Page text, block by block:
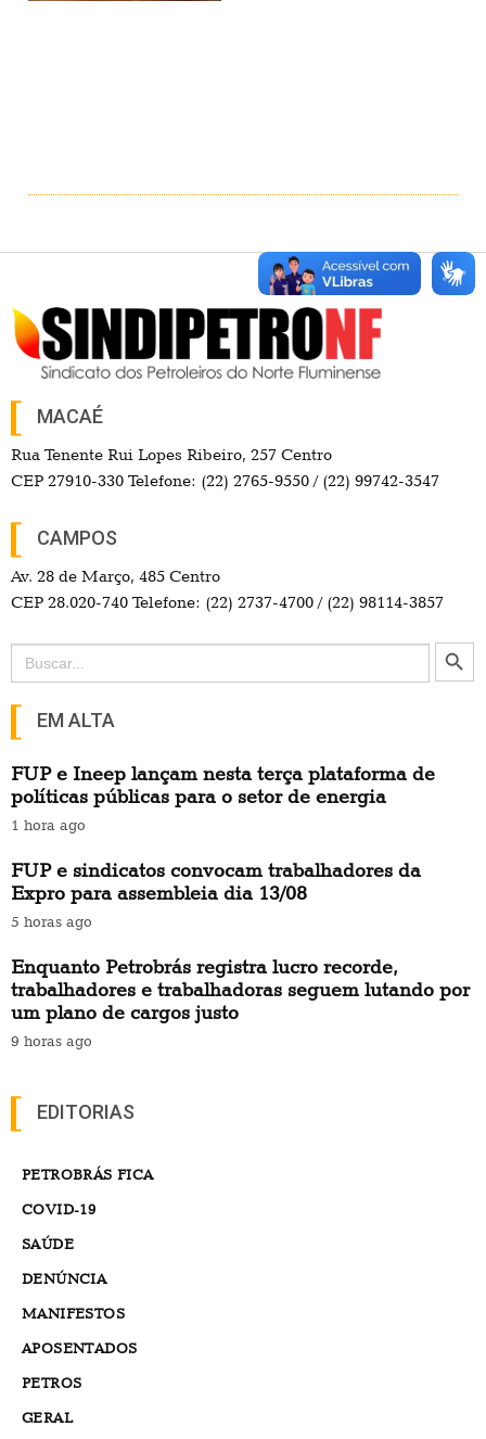
MACAÉ
Rua Tenente Rui Lopes Ribeiro, 257 Centro
CEP 27910-330 Telefone: (22) 2765-9550 / (22) 99742-3547
CAMPOS
Av. 28 de Março, 485 Centro
CEP 28.020-740 Telefone: (22) 2737-4700 / (22) 98114-3857
Search
for:
Search Button
EM ALTA
FUP e Ineep lançam nesta terça plataforma de
políticas públicas para o setor de energia
1 hora ago
FUP e sindicatos convocam trabalhadores da
Expro para assembleia dia 13/08
5 horas ago
Enquanto Petrobrás registra lucro recorde,
trabalhadores e trabalhadoras seguem lutando por
um plano de cargos justo
9 horas ago
EDITORIAS
PETROBRÁS FICA
COVID-19
SAÚDE
DENÚNCIA
MANIFESTOS
APOSENTADOS
PETROS
GERAL